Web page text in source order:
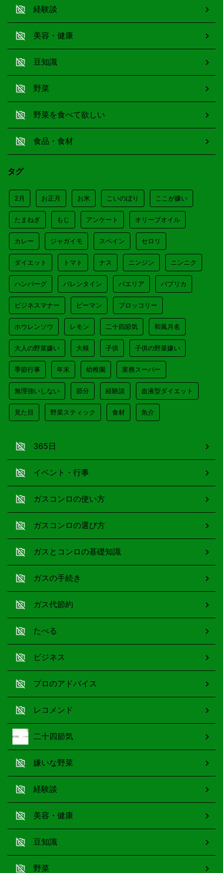
経験談
美容・健康
豆知識
野菜
野菜を食べて欲しい
食品・食材
タグ
2月 お正月 お米 こいのぼり ここが嫌い
たまねぎ もじ アンケート オリーブオイル
カレー ジャガイモ スペイン セロリ
ダイエット トマト ナス ニンジン ニンニク
ハンバーグ バレンタイン パエリア パプリカ
ビジネスマナー ピーマン ブロッコリー
ホウレンソウ レモン 二十四節気 和風月名
大人の野菜嫌い 大根 子供 子供の野菜嫌い
季節行事 年末 幼稚園 業務スーパー
無理強いしない 節分 経験談 血液型ダイエット
見た目 野菜スティック 食材 魚介
365日
イベント・行事
ガスコンロの使い方
ガスコンロの選び方
ガスとコンロの基礎知識
ガスの手続き
ガス代節約
たべる
ビジネス
プロのアドバイス
レコメンド
二十四節気
嫌いな野菜
経験談
美容・健康
豆知識
野菜